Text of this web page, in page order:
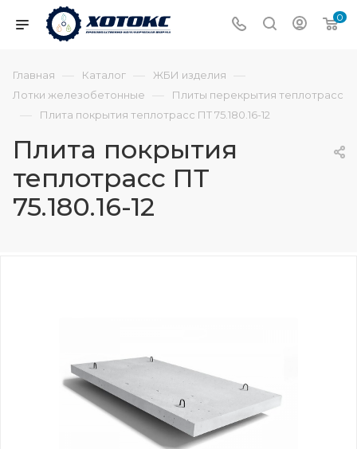
0
Главная — Каталог — ЖБИ изделия —
Лотки железобетонные — Плиты перекрытия теплотрасс
— Плита покрытия теплотрасс ПТ 75.180.16-12
Плита покрытия
теплотрасс ПТ
75.180.16-12